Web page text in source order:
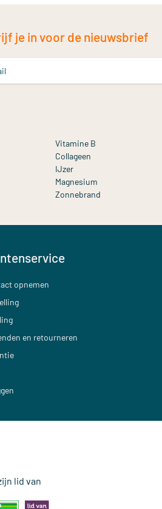
je in voor de nieuwsbrief
Vitamine B
Collageen
IJzer
Magnesium
Zonnebrand
opnemen
en retourneren
lid van